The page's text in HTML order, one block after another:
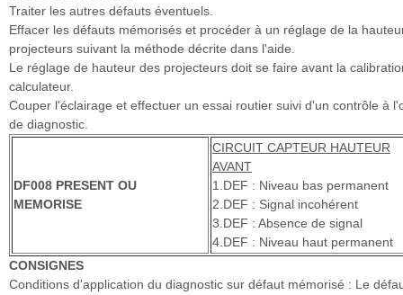
Traiter les autres défauts éventuels.
Effacer les défauts mémorisés et procéder à un réglage de la
projecteurs suivant la méthode décrite dans l'aide.
Le réglage de hauteur des projecteurs doit se faire avant la
calculateur.
Couper l'éclairage et effectuer un essai routier suivi d'un contrôle à
de diagnostic.
DF008 PRESENT OU
MEMORISE
CIRCUIT CAPTEUR HAUTEUR
AVANT
1.DEF : Niveau bas permanent
2.DEF : Signal incohérent
3.DEF : Absence de signal
4.DEF : Niveau haut permanent
CONSIGNES
Conditions d'application du diagnostic sur défaut mémorisé : Le